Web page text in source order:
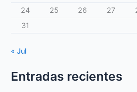
24
25 26 27
31
« Jul
Entradas recientes